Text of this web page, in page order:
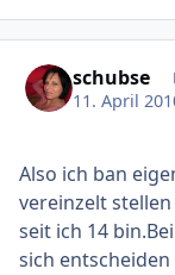
schubse
11. April
Also ich ban
vereinzelt
seit ich 14
sich